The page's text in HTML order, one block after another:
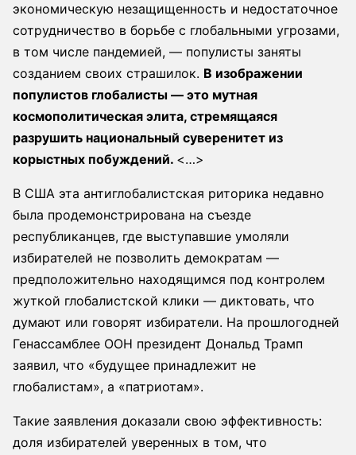
экономическую незащищенность и недостаточное
сотрудничество в борьбе с глобальными угрозами,
в том числе пандемией, — популисты заняты
созданием своих страшилок. В изображении
популистов глобалисты — это мутная
космополитическая элита, стремящаяся
разрушить национальный суверенитет из
корыстных побуждений. <…>
В США эта антиглобалистская риторика недавно
была продемонстрирована на съезде
республиканцев, где выступавшие умоляли
избирателей не позволить демократам —
предположительно находящимся под контролем
жуткой глобалистской клики — диктовать, что
думают или говорят избиратели. На прошлогодней
Генассамблее ООН президент Дональд Трамп
заявил, что «будущее принадлежит не
глобалистам», а «патриотам».
Такие заявления доказали свою эффективность:
доля избирателей уверенных в том, что